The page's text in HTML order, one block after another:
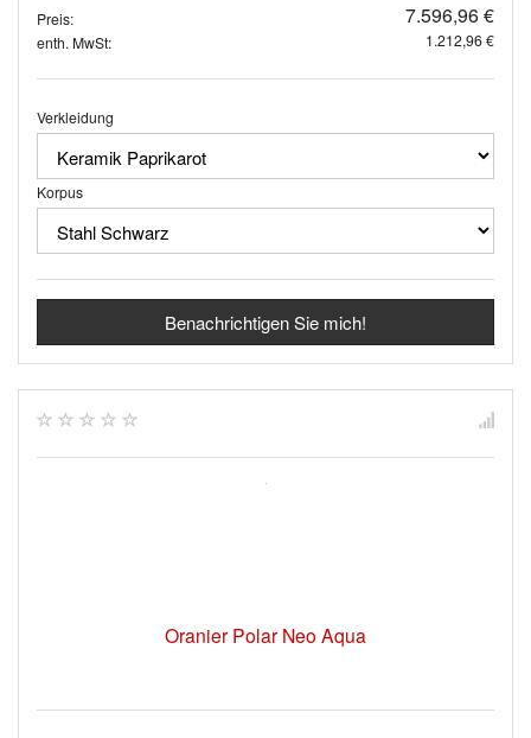
Preis: 7.596,96 €
enth. MwSt: 1.212,96 €
Verkleidung
Korpus
Benachrichtigen Sie mich!
Oranier Polar Neo Aqua